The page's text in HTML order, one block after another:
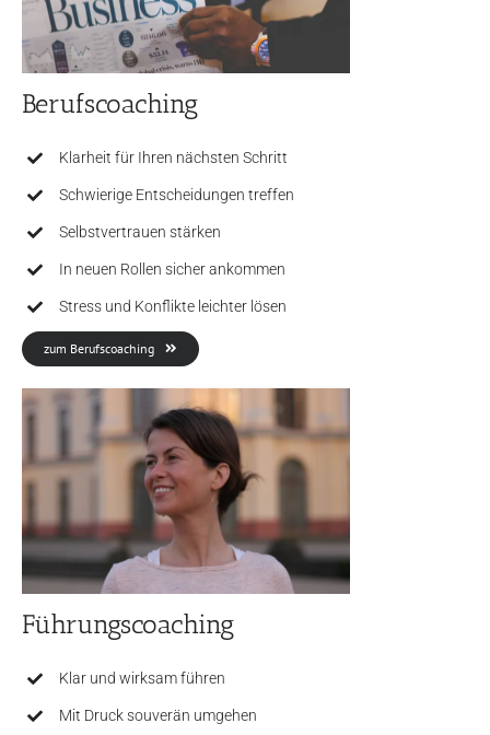
Berufscoaching
Klarheit für Ihren nächsten Schritt
Schwierige Entscheidungen treffen
Selbstvertrauen stärken
In neuen Rollen sicher ankommen
Stress und Konflikte leichter lösen
zum Berufscoaching
Führungscoaching
Klar und wirksam führen
Mit Druck souverän umgehen